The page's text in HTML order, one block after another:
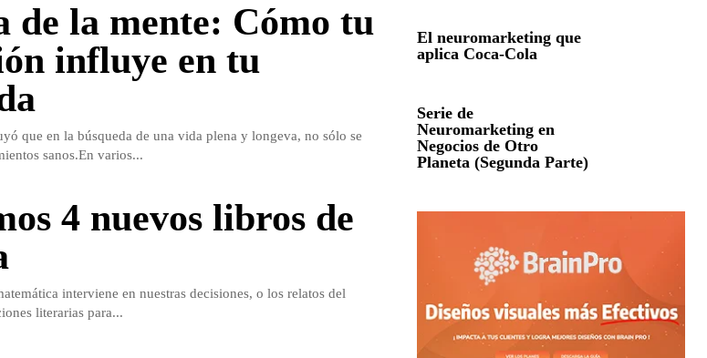
de la mente: Cómo tu
influye en tu
que en la búsqueda de una vida plena y longeva, no sólo se
sanos.En varios...
4 nuevos libros de
interviene en nuestras decisiones, o los relatos del
literarias para...
El neuromarketing que
aplica Coca-Cola
Serie de
Neuromarketing en
Negocios de Otro
Planeta (Segunda Parte)